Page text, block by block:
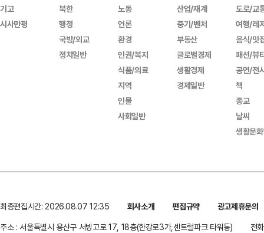
기고
시사만평
북한
행정
국방/외교
정치일반
노동
언론
환경
인권/복지
식품/의료
지역
인물
사회일반
산업/재계
중기/벤처
부동산
글로벌경제
생활경제
경제일반
도로/교
여행/레
음식/맛
패션/뷰
공연/전
책
종교
날씨
생활문
최종편집시간: 2026.08.07 12:35 회사소개 편집규약
광고제휴문의
주소 : 서울특별시 용산구 서빙고로 17, 18층(한강로3가,센트럴파크 타워동)
전